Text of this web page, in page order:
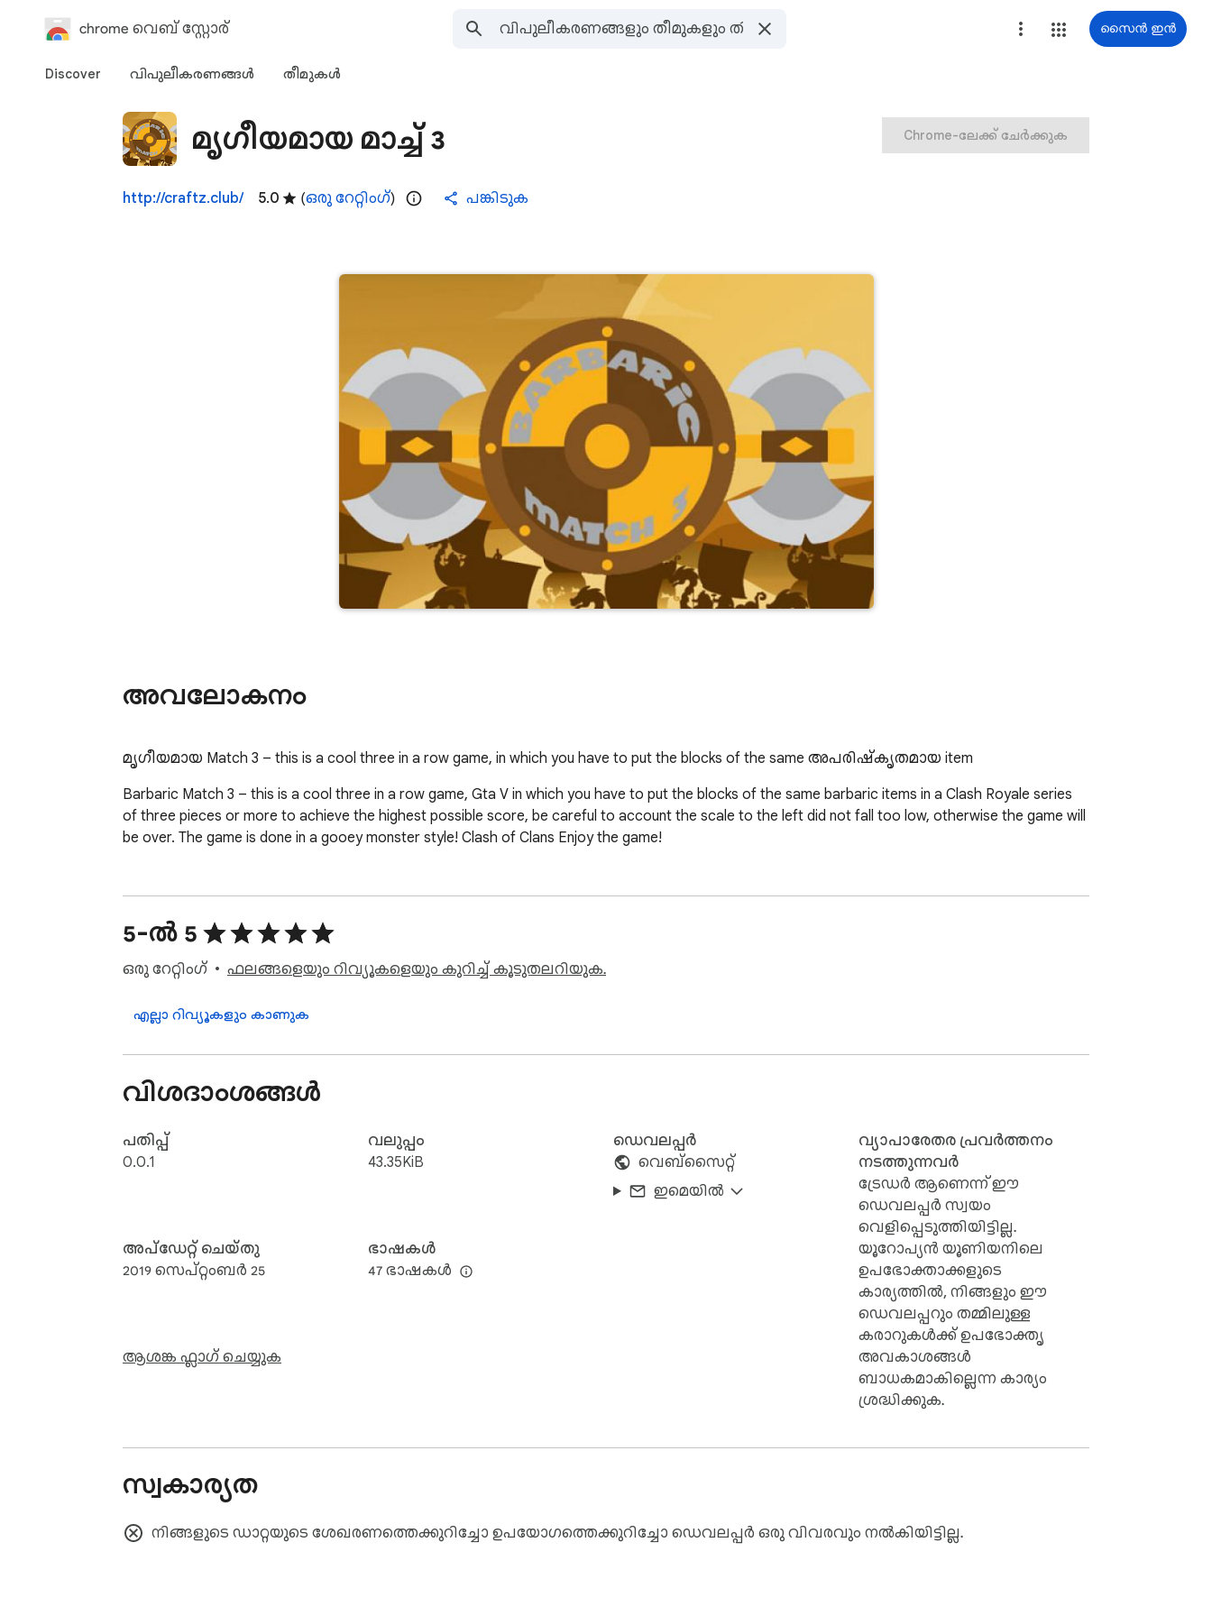
chrome വെബ് സ്റ്റോര്‍ സൈൻ ഇൻ
Discover വിപുലീകരണങ്ങള്‍ തീമുകള്‍‌
മൃഗീയമായ മാച്ച് 3
http://craftz.club/ 5.0 (ഒരു റേറ്റിംഗ്) പങ്കിടുക
Chrome-ലേക്ക് ചേർക്കുക
അവലോകനം
മൃഗീയമായ Match 3 – this is a cool three in a row game, in which you have to put the blocks of the same അപരിഷ്കൃതമായ item
Barbaric Match 3 – this is a cool three in a row game, Gta V in which you have to put the blocks of the same barbaric items in a Clash Royale series
of three pieces or more to achieve the highest possible score, be careful to account the scale to the left did not fall too low, otherwise the game will
be over. The game is done in a gooey monster style! Clash of Clans Enjoy the game!
5-ൽ 5
ഒരു റേറ്റിംഗ് ഫലങ്ങളെയും റിവ്യൂകളെയും കുറിച്ച് കൂടുതലറിയുക.
എല്ലാ റിവ്യൂകളും കാണുക
വിശദാംശങ്ങൾ
പതിപ്പ്
0.0.1
അപ്‌ഡേറ്റ് ചെയ്‌തു
2019 സെപ്റ്റംബർ 25
ആശങ്ക ഫ്ലാഗ് ചെയ്യുക
വലുപ്പം
43.35KiB
ഭാഷകൾ
47 ഭാഷകൾ
ഡെവലപ്പർ
വെബ്‌സൈറ്റ്
ഇമെയിൽ
വ്യാപാരേതര പ്രവർത്തനം
നടത്തുന്നവർ
ട്രേഡർ ആണെന്ന് ഈ
ഡെവലപ്പർ സ്വയം
വെളിപ്പെടുത്തിയിട്ടില്ല.
യൂറോപ്യൻ യൂണിയനിലെ
ഉപഭോക്താക്കളുടെ
കാര്യത്തിൽ, നിങ്ങളും ഈ
ഡെവലപ്പറും തമ്മിലുള്ള
കരാറുകൾക്ക് ഉപഭോക്തൃ
അവകാശങ്ങൾ
ബാധകമാകില്ലെന്ന കാര്യം
ശ്രദ്ധിക്കുക.
സ്വകാര്യത
നിങ്ങളുടെ ഡാറ്റയുടെ ശേഖരണത്തെക്കുറിച്ചോ ഉപയോഗത്തെക്കുറിച്ചോ ഡെവലപ്പർ ഒരു വിവരവും നൽകിയിട്ടില്ല.